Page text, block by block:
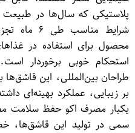
پلاستیکی که سال‌ها در طبیعت
شرایط
محصول برای استفاده در
استحکام خوبی برخوردار
طراحان بین‌المللی، این
بر زیبایی، عملکرد بهینه‌ای
یکبار مصرف اکو حفظ سلامت
سمی در تولید این قاشق‌ها،